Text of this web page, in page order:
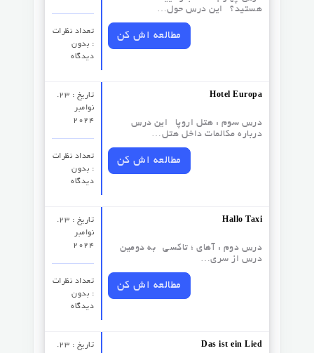
تعداد نظرات‌
: بدون
دیدگاه
هستید؟ این درس حول…
مطالعه اش کن
تاریخ : 23.
نوامبر
2024
تعداد نظرات‌
: بدون
دیدگاه
Hotel Europa
درس سوم :‌ هتل اروپا این درس
درباره مکالمات داخل هتل…
مطالعه اش کن
تاریخ : 23.
نوامبر
2024
تعداد نظرات‌
: بدون
دیدگاه
Hallo Taxi
درس دوم : آهای ؛ تاکسی به دومین
درس از سری…
مطالعه اش کن
تاریخ : 23.
Das ist ein Lied